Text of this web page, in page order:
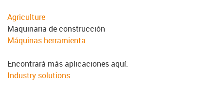
Agriculture
Maquinaria de construcción
Máquinas herramienta
Encontrará más aplicaciones aquí:
Industry solutions